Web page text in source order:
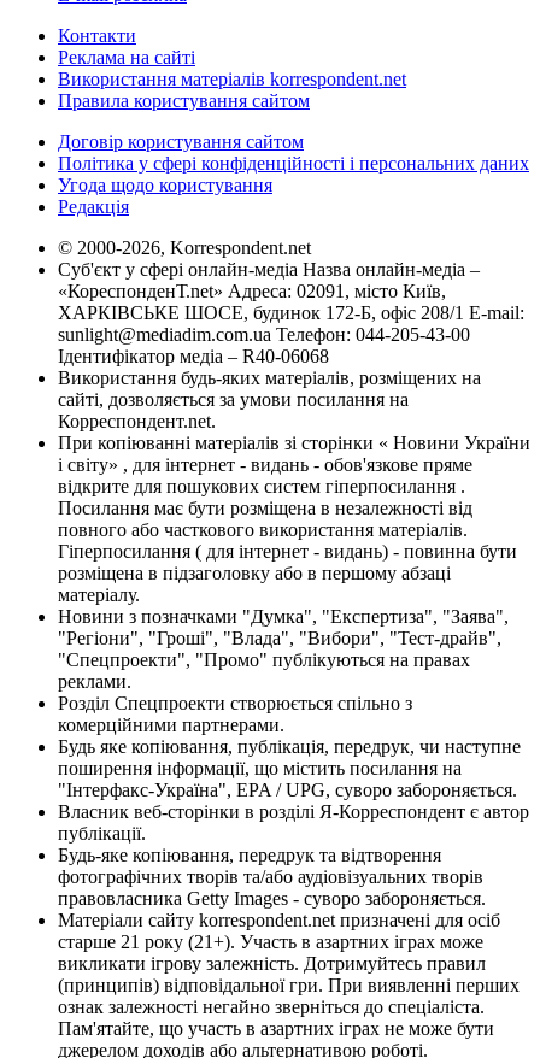
Контакти
Реклама на сайті
Використання матеріалів korrespondent.net
Правила користування сайтом
Договір користування сайтом
Політика у сфері конфіденційності і персональних даних
Угода щодо користування
Редакція
© 2000-2026, Korrespondent.net
Суб'єкт у сфері онлайн-медіа Назва онлайн-медіа –
«КореспонденТ.net» Адреса: 02091, місто Київ,
ХАРКІВСЬКЕ ШОСЕ, будинок 172-Б, офіс 208/1 E-mail:
sunlight@mediadim.com.ua Телефон: 044-205-43-00
Ідентифікатор медіа – R40-06068
Використання будь-яких матеріалів, розміщених на
сайті, дозволяється за умови посилання на
Корреспондент.net.
При копіюванні матеріалів зі сторінки « Новини України
і світу» , для інтернет - видань - обов'язкове пряме
відкрите для пошукових систем гіперпосилання .
Посилання має бути розміщена в незалежності від
повного або часткового використання матеріалів.
Гіперпосилання ( для інтернет - видань) - повинна бути
розміщена в підзаголовку або в першому абзаці
матеріалу.
Новини з позначками "Думка", "Експертиза", "Заява",
"Регіони", "Гроші", "Влада", "Вибори", "Тест-драйв",
"Спецпроекти", "Промо" публікуються на правах
реклами.
Розділ Спецпроекти створюється спільно з
комерційними партнерами.
Будь яке копіювання, публікація, передрук, чи наступне
поширення інформації, що містить посилання на
"Інтерфакс-Україна", EPA / UPG, суворо забороняється.
Власник веб-сторінки в розділі Я-Корреспондент є автор
публікації.
Будь-яке копіювання, передрук та відтворення
фотографічних творів та/або аудіовізуальних творів
правовласника Getty Images - суворо забороняється.
Матеріали сайту korrespondent.net призначені для осіб
старше 21 року (21+). Участь в азартних іграх може
викликати ігрову залежність. Дотримуйтесь правил
(принципів) відповідальної гри. При виявленні перших
ознак залежності негайно зверніться до спеціаліста.
Пам'ятайте, що участь в азартних іграх не може бути
джерелом доходів або альтернативою роботі.